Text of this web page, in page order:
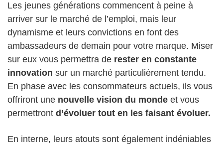
Les jeunes générations commencent à peine à
arriver sur le marché de l’emploi, mais leur
dynamisme et leurs convictions en font des
ambassadeurs de demain pour votre marque. Miser
sur eux vous permettra de rester en constante
innovation sur un marché particulièrement tendu.
En phase avec les consommateurs actuels, ils vous
offriront une nouvelle vision du monde et vous
permettront d’évoluer tout en les faisant évoluer.
En interne, leurs atouts sont également indéniables